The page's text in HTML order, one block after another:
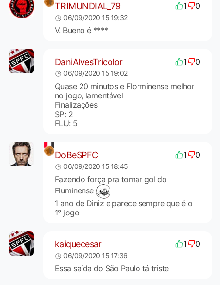
TRIMUNDIAL_79 1 0
06/09/2020 15:19:32
V. Bueno é ****
DaniAlvesTricolor 1 0
06/09/2020 15:19:02
Quase 20 minutos e Florminense melhor
no jogo, lamentável
Finalizações
SP: 2
FLU: 5
DoBeSPFC 1 0
06/09/2020 15:18:45
Fazendo força pra tomar gol do
Fluminense
1 ano de Diniz e parece sempre que é o
1° jogo
kaiquecesar 1 0
06/09/2020 15:17:36
Essa saída do São Paulo tá triste